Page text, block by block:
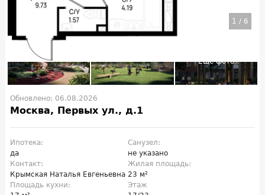
1 / 6
Обновлено: 06.08.2026
Москва, Первых ул., д.1
Ипотека:
да
Санузел:
не указано
Контакт:
Крымская Наталья Евгеньевна
Жилая площадь:
23 м²
Площадь кухни:
Этаж